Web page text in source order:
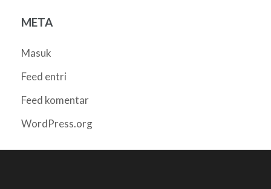
META
Masuk
Feed entri
Feed komentar
WordPress.org